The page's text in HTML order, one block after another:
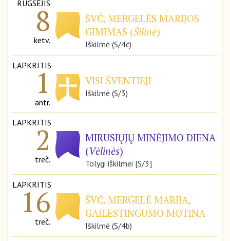
RUGSĖJIS
8
ketv.
ŠVČ. MERGELĖS MARIJOS
GIMIMAS (Šilinė)
Iškilmė (S/4c)
LAPKRITIS
1
antr.
VISI ŠVENTIEJI
Iškilmė (S/3)
LAPKRITIS
2
treč.
MIRUSIŲJŲ MINĖJIMO DIENA
(Vėlinės)
Tolygi iškilmei [S/3]
LAPKRITIS
16
treč.
ŠVČ. MERGELĖ MARIJA,
GAILESTINGUMO MOTINA
Iškilmė (S/4b)